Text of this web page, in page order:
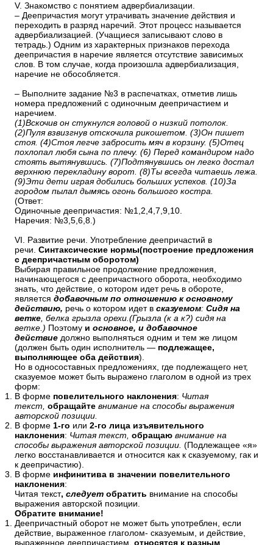
V. Знакомство с понятием адвербиализации.
– Деепричастия могут утрачивать значение действия и
переходить в разряд наречий. Этот процесс называется
адвербиализацией. (Учащиеся записывают слово в
тетрадь.) Одним из характерных признаков перехода
деепричастия в наречие является отсутствие зависимых
слов. В том случае, когда произошла адвербиализация,
наречие не обособляется.
– Выполните задание №3 в распечатках, отметив лишь
номера предложений с одиночным деепричастием и
наречием.
(1)Вскочив он стукнулся головой о низкий потолок.
(2)Пуля взвизгнув отскочила рикошетом. (3)Он пишет
стоя. (4)Стоя легче забросить мяч в корзину. (5)Отец
похлопал любя сына по плечу. (6) Перед командиром надо
стоять вытянувшись. (7)Подтянувшись он легко достал
верхнюю перекладину ворот. (8)Ты всегда читаешь лежа.
(9)Эти дети играя добились больших успехов. (10)За
городом пылал дымясь огонь большого костра.
(Ответ:
Одиночные деепричастия: №1,2,4,7,9,10.
Наречия: №3,5,6,8.)
VI. Развитие речи. Употребление деепричастий в
речи. Синтаксические нормы(построение предложения
с деепричастным оборотом)
Выбирая правильное продолжение предложения,
начинающегося с деепричастного оборота, необходимо
знать, что действие, о котором идет речь в обороте,
является добавочным по отношению к основному
действию, речь о котором идет в сказуемом: Сидя на
ветке , белка грызла орехи.(Грызла (к а к?) сидя на
ветке.) Поэтому и основное, и добавочное
действие должно выполняться одним и тем же лицом
(должен быть один исполнитель — подлежащее,
выполняющее оба действия).
Но в односоставных предложениях, где подлежащего нет,
сказуемое может быть выражено глаголом в одной из трех
форм:
В форме повелительного наклонения: Читая
текст, обращайте внимание на способы выражения
авторской позиции.
В форме 1-го или 2-го лица изъявительного
наклонения: Читая текст, обращаю внимание на
способы выражения авторской позиции. (Подлежащее «я»
легко восстанавливается и относится как к сказуемому, гак и
к деепричастию).
В форме инфинитива в значении повелительного
наклонения:
Читая текст, следует обратить внимание на способы
выражения авторской позиции.
Обратите внимание!
Деепричастный оборот не может быть употреблен, если
действие, выраженное глаголом- сказуемым, и действие,
выраженное деепричастием, относятся к разным